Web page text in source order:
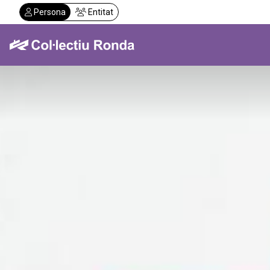
al
contingut
Persona Entitat